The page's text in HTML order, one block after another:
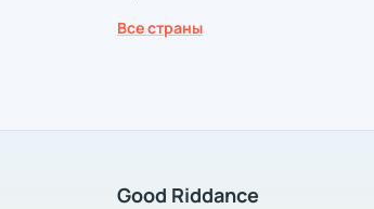
Все страны
Good Riddance